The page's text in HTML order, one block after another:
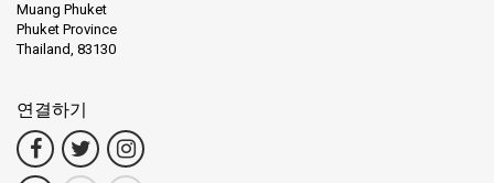
Muang Phuket
Phuket Province
Thailand, 83130
연결하기